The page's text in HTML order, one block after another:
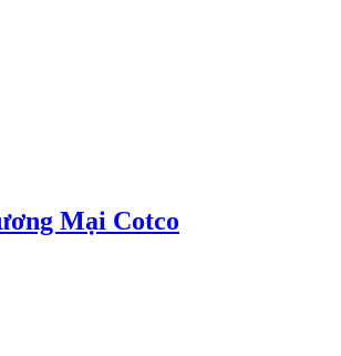
Mại Cotco